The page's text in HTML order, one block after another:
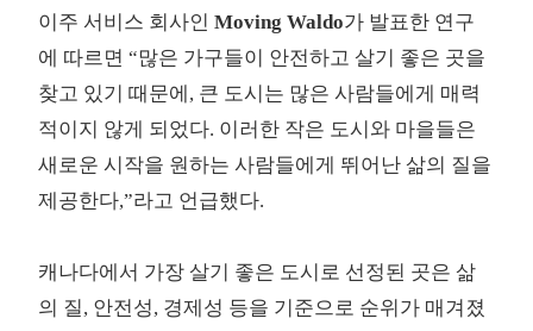
이주 서비스 회사인Moving Waldo가 발표한 연구
에 따르면 “많은 가구들이 안전하고 살기 좋은 곳을
찾고 있기 때문에, 큰 도시는 많은 사람들에게 매력
적이지 않게 되었다. 이러한 작은 도시와 마을들은
새로운 시작을 원하는 사람들에게 뛰어난 삶의 질을
제공한다,”라고 언급했다.
캐나다에서 가장 살기 좋은 도시로 선정된 곳은 삶
의 질, 안전성, 경제성 등을 기준으로 순위가 매겨졌